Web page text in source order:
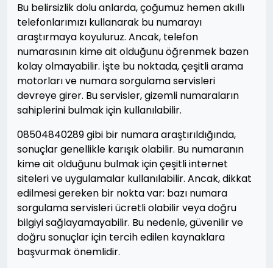
Bu belirsizlik dolu anlarda, çoğumuz hemen akıllı
telefonlarımızı kullanarak bu numarayı
araştırmaya koyuluruz. Ancak, telefon
numarasının kime ait olduğunu öğrenmek bazen
kolay olmayabilir. İşte bu noktada, çeşitli arama
motorları ve numara sorgulama servisleri
devreye girer. Bu servisler, gizemli numaraların
sahiplerini bulmak için kullanılabilir.
08504840289 gibi bir numara araştırıldığında,
sonuçlar genellikle karışık olabilir. Bu numaranın
kime ait olduğunu bulmak için çeşitli internet
siteleri ve uygulamalar kullanılabilir. Ancak, dikkat
edilmesi gereken bir nokta var: bazı numara
sorgulama servisleri ücretli olabilir veya doğru
bilgiyi sağlayamayabilir. Bu nedenle, güvenilir ve
doğru sonuçlar için tercih edilen kaynaklara
başvurmak önemlidir.